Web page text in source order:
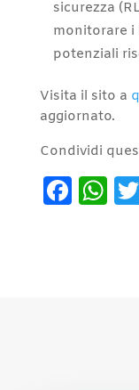
sicurezza
monitorare i
potenziali
Visita il sito a
aggiornato.
Condividi